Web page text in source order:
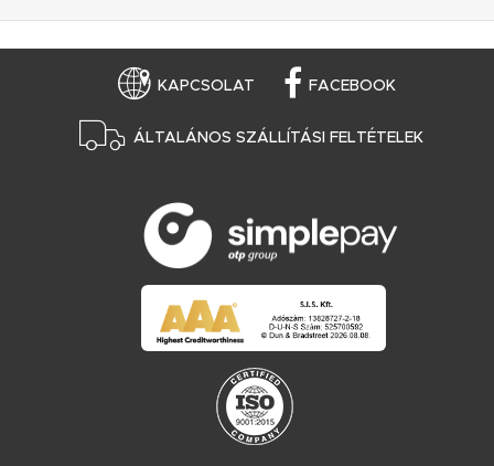
KAPCSOLAT FACEBOOK
ÁLTALÁNOS SZÁLLÍTÁSI FELTÉTELEK